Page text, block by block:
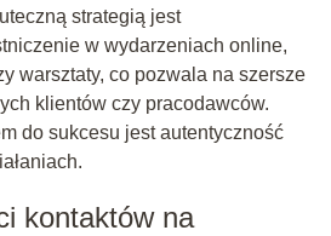
strategią jest
w wydarzeniach online,
warsztaty, co pozwala na szersze
klientów czy pracodawców.
do sukcesu jest autentyczność
kontaktów na